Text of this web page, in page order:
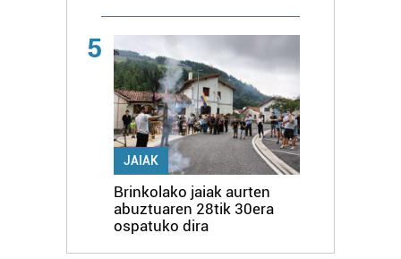
5
JAIAK
Brinkolako jaiak aurten
abuztuaren 28tik 30era
ospatuko dira